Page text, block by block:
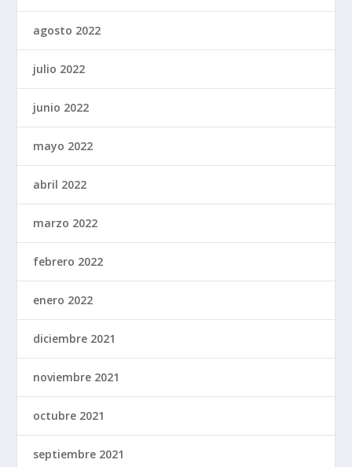
agosto 2022
julio 2022
junio 2022
mayo 2022
abril 2022
marzo 2022
febrero 2022
enero 2022
diciembre 2021
noviembre 2021
octubre 2021
septiembre 2021